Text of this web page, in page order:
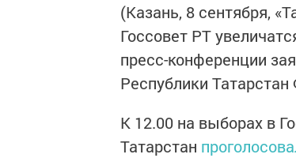
(Казань, 8 сентября,
Госсовет РТ
пресс-конференции
Республики
К 12.00 на выборах в
Татарстан